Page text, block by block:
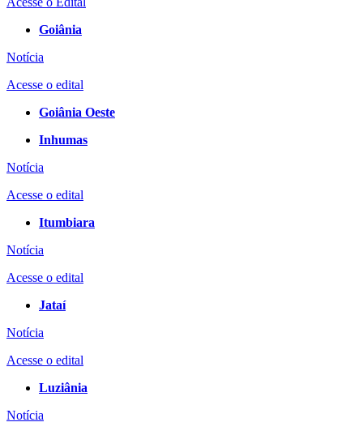
Goiânia
Notícia
Acesse o edital
Goiânia Oeste
Inhumas
Notícia
Acesse o edital
Itumbiara
Notícia
Acesse o edital
Jataí
Notícia
Acesse o edital
Luziânia
Notícia